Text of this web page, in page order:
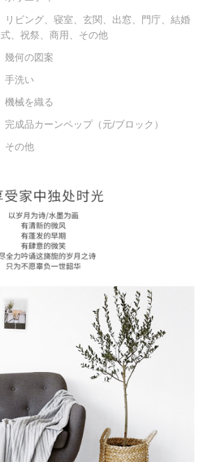
リビング、寝室、玄関、出窓、門庁、結婚
式、祝祭、商用、その他
幾何の図案
手洗い
機械を織る
完成品カーンペップ（元/ブロック）
その他